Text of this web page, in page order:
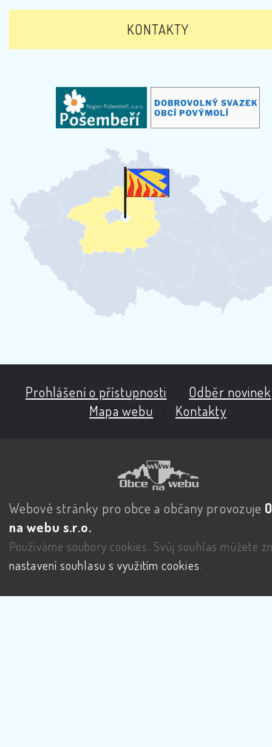
KONTAKTY
Prohlášení o přístupnosti Odběr novinek
Mapa webu
Kontakty
Webové stránky pro obce a občany provozuje
na webu s.r.o.
Používáme soubory cookies. Svůj souhlas můžete
nastavení souhlasu s využitím cookies.